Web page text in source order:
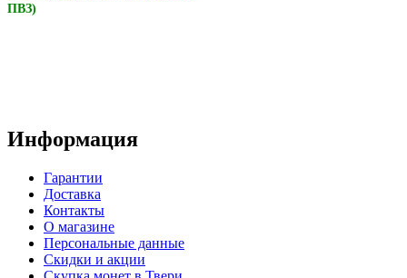
ПВЗ)
Информация
Гарантии
Доставка
Контакты
О магазине
Персональные данные
Скидки и акции